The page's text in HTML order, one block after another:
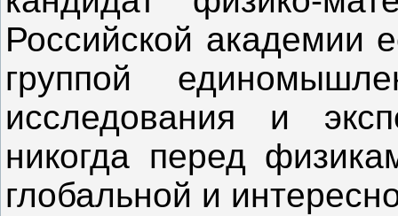
Российской академии
группой
исследования и
никогда перед
глобальной и